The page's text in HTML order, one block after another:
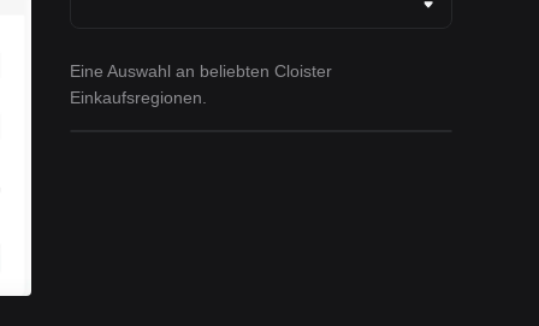
Eine Auswahl an beliebten Cloister
Einkaufsregionen.